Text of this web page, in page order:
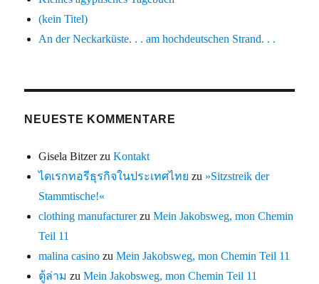
(kein Titel)
An der Neckarküste. . . am hochdeutschen Strand. . .
NEUESTE KOMMENTARE
Gisela BitzerzuKontakt
ไดเรกทอรีธุรกิจในประเทศไทย zu »Sitzstreik der
Stammtische!«
clothing manufacturerzuMein Jakobsweg, mon Chemin
Teil 11
malina casino zuMein Jakobsweg, mon Chemin Teil 11
ตู้ล่าม zuMein Jakobsweg, mon Chemin Teil 11